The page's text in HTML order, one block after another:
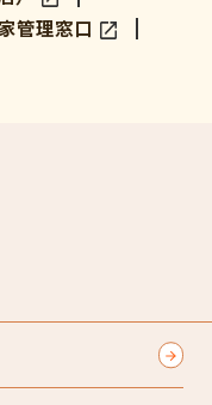
管理窓口